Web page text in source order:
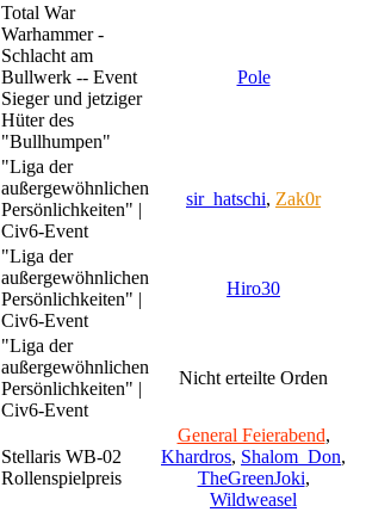
Total War
Warhammer -
Schlacht am
Bullwerk -- Event
Sieger und jetziger
Hüter des
"Bullhumpen"
Pole
"Liga der
außergewöhnlichen
Persönlichkeiten" |
Civ6-Event
sir_hatschi, Zak0r
"Liga der
außergewöhnlichen
Persönlichkeiten" |
Civ6-Event
Hiro30
"Liga der
außergewöhnlichen
Persönlichkeiten" |
Civ6-Event
Nicht erteilte Orden
Stellaris WB-02
Rollenspielpreis
General Feierabend,
Khardros, Shalom_Don,
TheGreenJoki,
Wildweasel